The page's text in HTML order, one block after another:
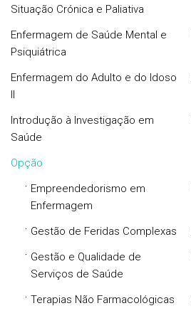
Situação Crónica e Paliativa
Enfermagem de Saúde Mental e
Psiquiátrica
Enfermagem do Adulto e do Idoso
II
Introdução à Investigação em
Saúde
Opção
· Empreendedorismo em
Enfermagem
· Gestão de Feridas Complexas
· Gestão e Qualidade de
Serviços de Saúde
· Terapias Não Farmacológicas